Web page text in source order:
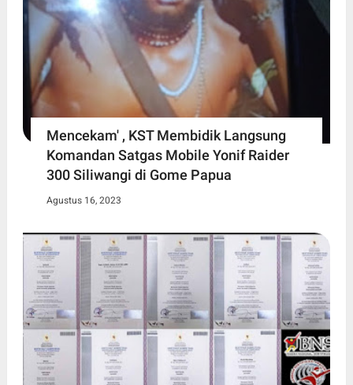
Mencekam' , KST Membidik Langsung
Komandan Satgas Mobile Yonif Raider
300 Siliwangi di Gome Papua
Agustus 16, 2023